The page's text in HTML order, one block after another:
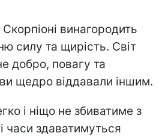
винагородить
силу та щирість. Світ
добро, повагу та
щедро віддавали іншим.
і ніщо не збиватиме з
часи здаватимуться